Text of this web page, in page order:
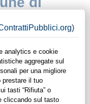
potrai avere
stipulati
in ambito
alle funzionalità di